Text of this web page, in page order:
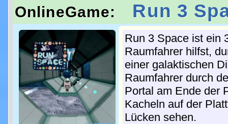
OnlineGame: Run 3
Run 3 Space ist ein
Raumfahrer hilfst,
einer galaktischen
Raumfahrer durch
Portal am Ende der
Kacheln auf der
Lücken sehen.